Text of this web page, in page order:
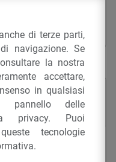
– 1900
di terze parti,
navigazione. Se
la nostra
accettare,
in qualsiasi
pannello delle
privacy. Puoi
tecnologie